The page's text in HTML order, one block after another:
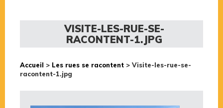
VISITE-LES-RUE-SE-
RACONTENT-1.JPG
Accueil > Les rues se racontent > Visite-les-rue-se-
racontent-1.jpg